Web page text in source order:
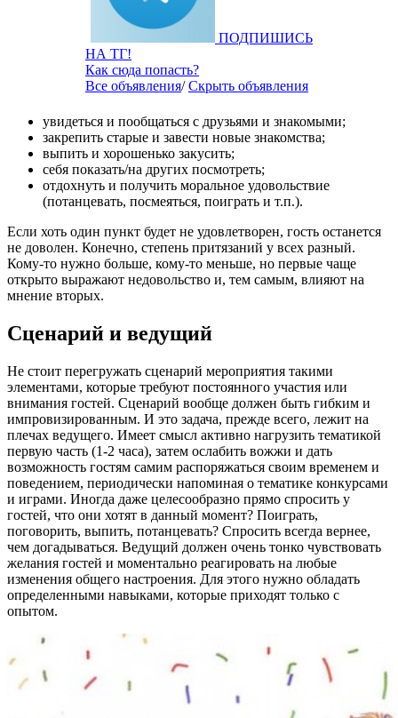
ПОДПИШИСЬ
НА ТГ!
Как сюда попасть?
Все объявления/Скрыть объявления
увидеться и пообщаться с друзьями и знакомыми;
закрепить старые и завести новые знакомства;
выпить и хорошенько закусить;
себя показать/на других посмотреть;
отдохнуть и получить моральное удовольствие
(потанцевать, посмеяться, поиграть и т.п.).
Если хоть один пункт будет не удовлетворен, гость останется
не доволен. Конечно, степень притязаний у всех разный.
Кому-то нужно больше, кому-то меньше, но первые чаще
открыто выражают недовольство и, тем самым, влияют на
мнение вторых.
Сценарий и ведущий
Не стоит перегружать сценарий мероприятия такими
элементами, которые требуют постоянного участия или
внимания гостей. Сценарий вообще должен быть гибким и
импровизированным. И это задача, прежде всего, лежит на
плечах ведущего. Имеет смысл активно нагрузить тематикой
первую часть (1-2 часа), затем ослабить вожжи и дать
возможность гостям самим распоряжаться своим временем и
поведением, периодически напоминая о тематике конкурсами
и играми. Иногда даже целесообразно прямо спросить у
гостей, что они хотят в данный момент? Поиграть,
поговорить, выпить, потанцевать? Спросить всегда вернее,
чем догадываться. Ведущий должен очень тонко чувствовать
желания гостей и моментально реагировать на любые
изменения общего настроения. Для этого нужно обладать
определенными навыками, которые приходят только с
опытом.